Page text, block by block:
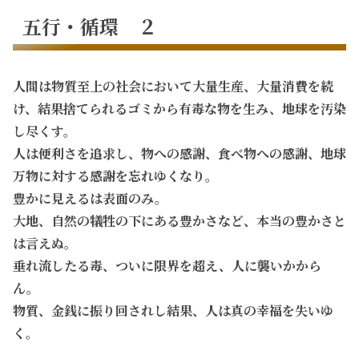
五行・循環 ２
人間は物質至上の社会において大量生産、大量消費を続
け、結果捨てられるゴミから有毒な物を生み、地球を汚染
し尽くす。
人は便利さを追求し、物への感謝、食べ物への感謝、地球
万物に対する感謝を忘れゆくなり。
豊かに見えるは表面のみ。
大地、自然の犠牲の下にある豊かさなど、本当の豊かさと
は言えぬ。
垂れ流したる毒、ついに限界を超え、人に襲いかから
ん。
物質、金銭に振り回されし結果、人は真の幸福を失いゆ
く。